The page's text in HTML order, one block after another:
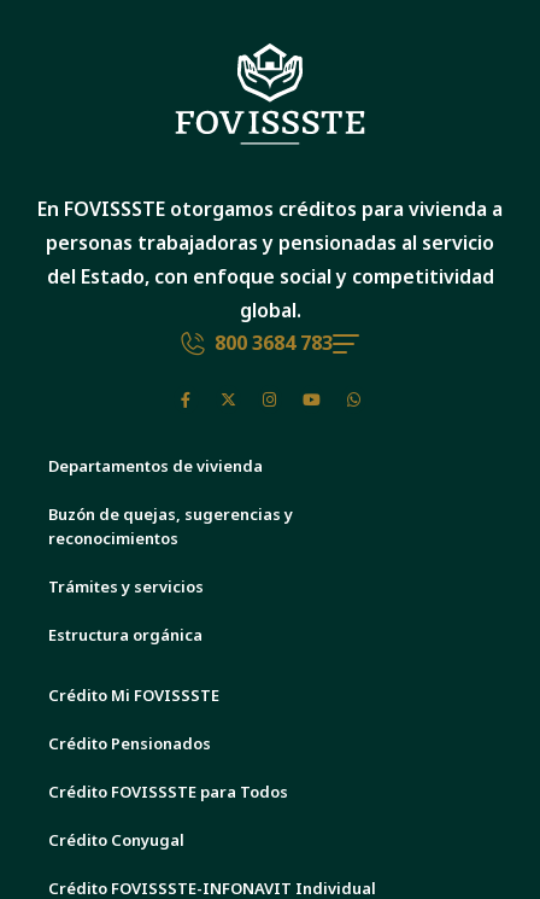
En FOVISSSTE otorgamos créditos para vivienda a
personas trabajadoras y pensionadas al servicio
del Estado, con enfoque social y competitividad
global.
800 3684 783
Departamentos de vivienda
Buzón de quejas, sugerencias y
reconocimientos
Trámites y servicios
Estructura orgánica
Crédito Mi FOVISSSTE
Crédito Pensionados
Crédito FOVISSSTE para Todos
Crédito Conyugal
Crédito FOVISSSTE-INFONAVIT Individual